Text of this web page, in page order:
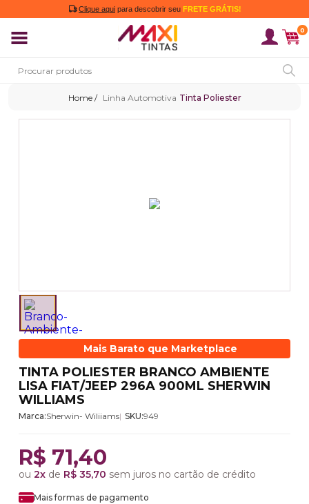
Clique aqui para descobrir seu FRETE GRÁTIS!
0
Linha Automotiva Tinta Poliester
Mais Barato que Marketplace
TINTA POLIESTER BRANCO AMBIENTE
LISA FIAT/JEEP 296A 900ML SHERWIN
WILLIAMS
Marca:Sherwin- Wiliiams SKU:949
R$ 71,40
ou 2x de R$ 35,70 sem juros no cartão de crédito
Mais formas de pagamento